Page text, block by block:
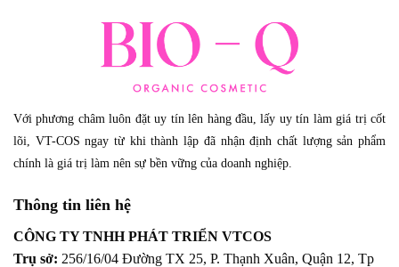
Với phương châm luôn đặt uy tín lên hàng đầu, lấy uy tín làm giá trị cốt
lõi, VT-COS ngay từ khi thành lập đã nhận định chất lượng sản phẩm
chính là giá trị làm nên sự bền vững của doanh nghiệp.
Thông tin liên hệ
CÔNG TY TNHH PHÁT TRIỂN VTCOS
Trụ sở: 256/16/04 Đường TX 25, P. Thạnh Xuân, Quận 12, Tp